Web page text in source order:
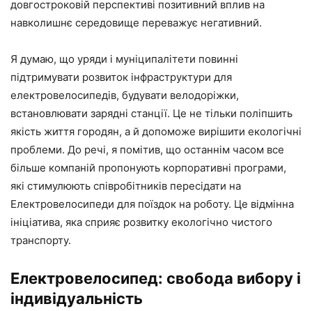
довгостроковій перспективі позитивний вплив на
навколишнє середовище переважує негативний.
Я думаю, що уряди і муніципалітети повинні
підтримувати розвиток інфраструктури для
електровелосипедів, будувати велодоріжки,
встановлювати зарядні станції. Це не тільки поліпшить
якість життя городян, а й допоможе вирішити екологічні
проблеми. До речі, я помітив, що останнім часом все
більше компаній пропонують корпоративні програми,
які стимулюють співробітників пересідати на
Електровелосипеди для поїздок на роботу. Це відмінна
ініціатива, яка сприяє розвитку екологічно чистого
транспорту.
Електровелосипед: свобода вибору і
індивідуальність